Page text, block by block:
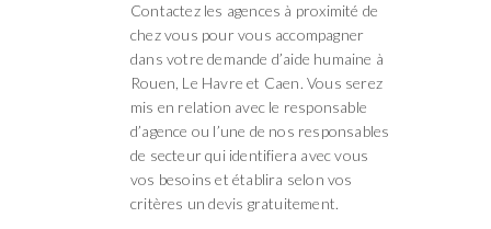
Contactez les agences à proximité de
chez vous pour vous accompagner
dans votre demande d’aide humaine à
Rouen, Le Havre et Caen. Vous serez
mis en relation avec le responsable
d’agence ou l’une de nos responsables
de secteur qui identifiera avec vous
vos besoins et établira selon vos
critères un devis gratuitement.